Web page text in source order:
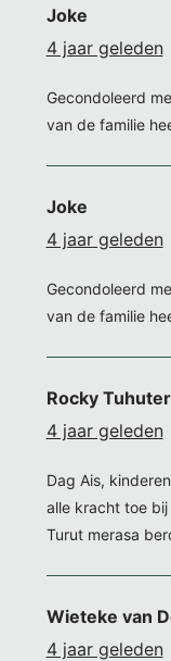
Joke
4 jaar geleden
Gecondoleerd
van de familie
Joke
4 jaar geleden
Gecondoleerd
van de familie
Rocky
4 jaar geleden
Dag Ais,
alle kracht toe
Turut merasa
Wieteke van
4 jaar geleden